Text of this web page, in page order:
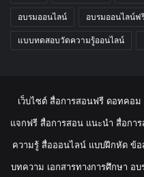
อบรมออนไลน์ อบรมออนไลน์ฟ
แบบทดสอบวัดความรู้ออนไลน์
เว็บไซต์ สื่อการสอนฟรี ดอทคอม
แจกฟรี สื่อการสอน แนะนำ สื่อกา
ความรู้ สื่อออนไลน์ แบบฝึกหัด ข้อ
บทความ เอกสารทางการศึกษา อ